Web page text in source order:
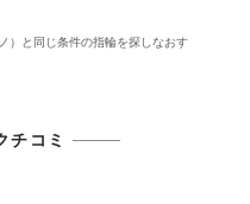
）と同じ条件の指輪を探しなおす
チコミ